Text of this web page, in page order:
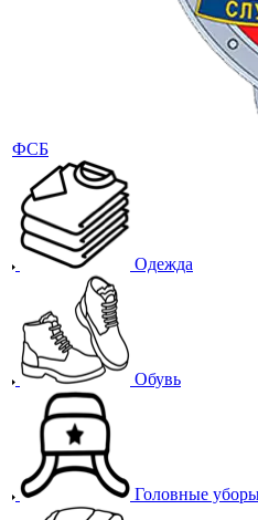
Обувь
Головные уборы
Снаряжение